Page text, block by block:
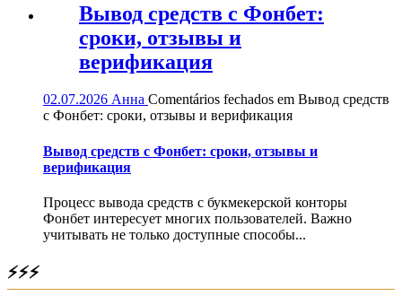
Вывод средств с Фонбет:
сроки, отзывы и
верификация
02.07.2026 Анна Comentários fechados em Вывод средств
с Фонбет: сроки, отзывы и верификация
Вывод средств с Фонбет: сроки, отзывы и
верификация
Процесс вывода средств с букмекерской конторы
Фонбет интересует многих пользователей. Важно
учитывать не только доступные способы...
⚡⚡⚡